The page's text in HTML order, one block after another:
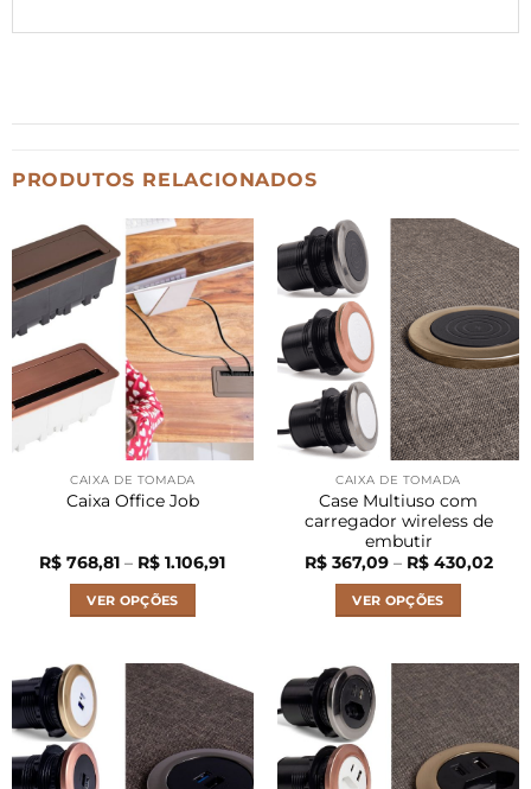
PRODUTOS RELACIONADOS
CAIXA DE TOMADA
Caixa Office Job
R$ 768,81 – R$ 1.106,91Faixa
VER OPÇÕES
tem
várias
variantes.
As
opções
CAIXA DE TOMADA
Case Multiuso com
carregador wireless de
embutir
R$367,09 – R$430,02
VER OPÇÕES
tem
várias
variantes.
As
opções